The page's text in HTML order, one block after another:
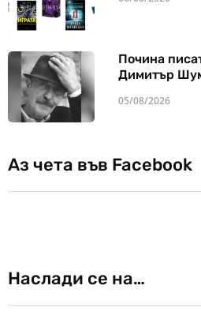
Почина
Димитър
05/08/2026
Аз чета във Facebook
Наслади се на…